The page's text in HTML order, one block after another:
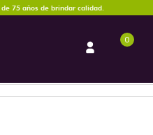
75 años de brindar calidad.
0